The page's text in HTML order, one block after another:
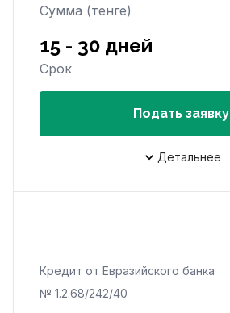
Сумма (тенге)
15 - 30 дней
Срок
Подать заявку
Детальнее
Кредит от Евразийского банка
№ 1.2.68/242/40